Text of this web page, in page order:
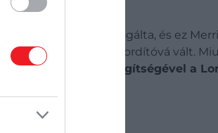
orvosi esetként vizsgálta, és ez
mégis sorsfordítóvá vált.
ahol végül
Treves segítségével a